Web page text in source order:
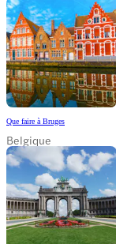
Que faire à Bruges
Belgique